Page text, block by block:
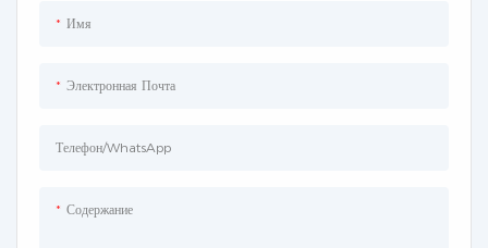
Имя
Электронная Почта
Телефон/WhatsApp
Содержание